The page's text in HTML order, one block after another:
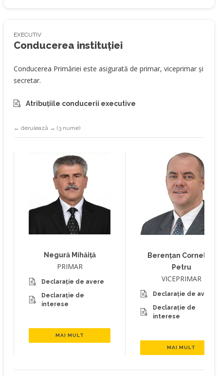
EXECUTIV
Conducerea instituției
Conducerea Primăriei este asigurată de primar, viceprimar și
secretar.
Atribuțiile conducerii executive
← derulează → (3 nume)
Negură Mihăiță
PRIMAR
Declarație de avere
Declarație de
interese
MAI MULT
Berențan Corneliu-
Petru
VICEPRIMAR
Declarație de avere
Declarație de
interese
MAI MULT